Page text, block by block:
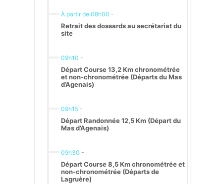
À partir de 08h00 -
Retrait des dossards au secrétariat du
site
09h10 -
Départ Course 13,2 Km chronométrée
et non-chronométrée (Départs du Mas
d’Agenais)
09h15 -
Départ Randonnée 12,5 Km (Départ du
Mas d’Agenais)
09h30 -
Départ Course 8,5 Km chronométrée et
non-chronométrée (Départs de
Lagruère)